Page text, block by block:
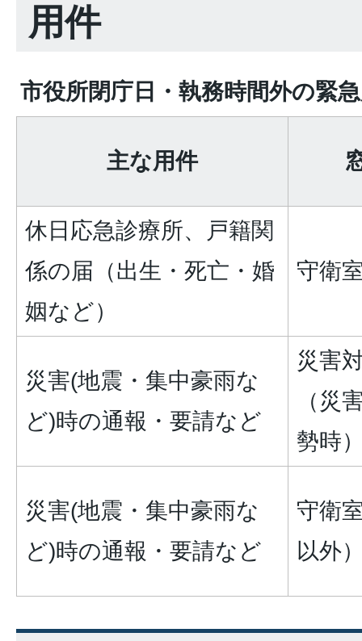
用件
市役所閉庁日・執務時間外の緊
主な用件
休日応急診療所、戸籍関
係の届（出生・死亡・婚
姻など）
守衛
災害(地震・集中豪雨な
ど)時の通報・要請など
災害
（災
勢時
災害(地震・集中豪雨な
ど)時の通報・要請など
守衛
以外